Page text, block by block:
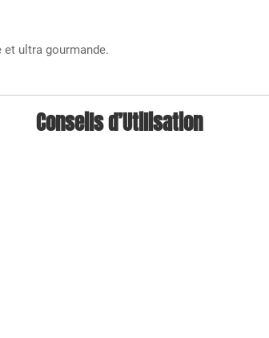
et ultra gourmande.
Conseils d’Utilisation